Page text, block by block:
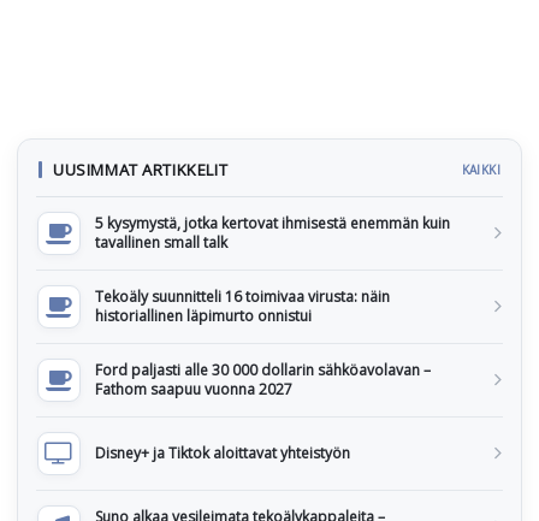
UUSIMMAT ARTIKKELIT KAIKKI
5 kysymystä, jotka kertovat ihmisestä enemmän kuin
tavallinen small talk
Tekoäly suunnitteli 16 toimivaa virusta: näin
historiallinen läpimurto onnistui
Ford paljasti alle 30 000 dollarin sähköavolavan –
Fathom saapuu vuonna 2027
Disney+ ja Tiktok aloittavat yhteistyön
Suno alkaa vesileimata tekoälykappaleita –